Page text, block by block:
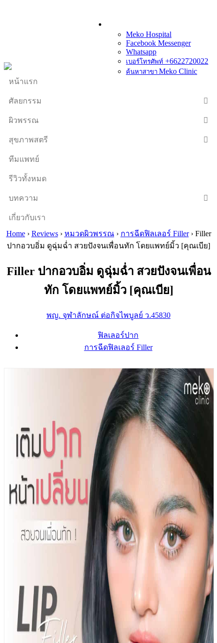
Meko Hospital
Facebook Messenger
Whatsapp
เบอร์โทรศัพท์ +6622720022
ค้นหาสาขา Meko Clinic
หน้าแรก
ศัลยกรรม
ผิวพรรณ
สุขภาพสตรี
ทีมแพทย์
รีวิวทั้งหมด
บทความ
เกี่ยวกับเรา
Home› Reviews› หมวดผิวพรรณ› การฉีดฟิลเลอร์ Filler› Filler
ปากอวบอิ่ม ดูฉุ่มฉ่ำ สวยปังจนเพื่อนทัก โดยแพทย์มิ้ว [คุณเบีย]
Filler ปากอวบอิ่ม ดูฉุ่มฉ่ำ สวยปังจนเพื่อน
ทัก โดยแพทย์มิ้ว [คุณเบีย]
พญ. จุฬาลักษณ์ ต่อกิจไพบูลย์ ว.45830
ฟิลเลอร์ปาก
การฉีดฟิลเลอร์ Filler